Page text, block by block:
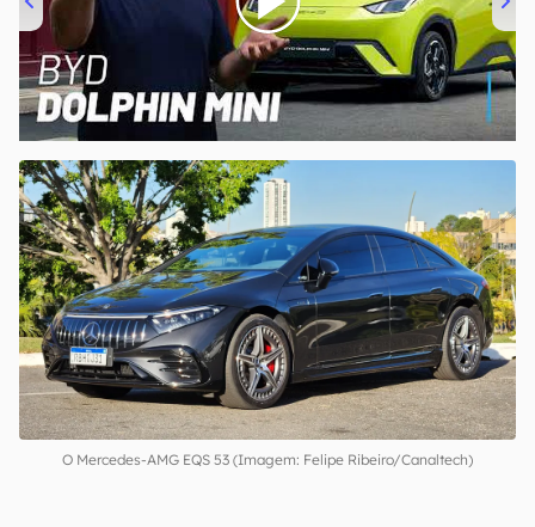
00:00/04:07
O Mercedes-AMG EQS 53 (Imagem: Felipe Ribeiro/Canaltech)